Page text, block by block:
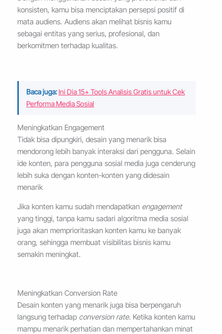
konsisten, kamu bisa menciptakan persepsi positif di
mata audiens. Audiens akan melihat bisnis kamu
sebagai entitas yang serius, profesional, dan
berkomitmen terhadap kualitas.
Baca juga: Ini Dia 15+ Tools Analisis Gratis untuk Cek
Performa Media Sosial
Meningkatkan Engagement
Tidak bisa dipungkiri, desain yang menarik bisa
mendorong lebih banyak interaksi dari pengguna. Selain
ide konten, para pengguna sosial media juga cenderung
lebih suka dengan konten-konten yang didesain
menarik
Jika konten kamu sudah mendapatkan engagement
yang tinggi, tanpa kamu sadari algoritma media sosial
juga akan memprioritaskan konten kamu ke banyak
orang, sehingga membuat visibilitas bisnis kamu
semakin meningkat.
Meningkatkan Conversion Rate
Desain konten yang menarik juga bisa berpengaruh
langsung terhadap conversion rate. Ketika konten kamu
mampu menarik perhatian dan mempertahankan minat